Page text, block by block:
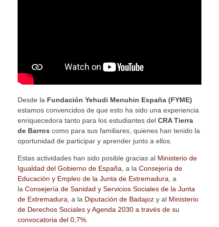
Desde la Fundación Yehudi Menuhin España (FYME)
estamos convencidos de que esto ha sido una experiencia
enriquecedora tanto para los estudiantes del CRA Tierra
de Barros como para sus familiares, quienes han tenido la
oportunidad de participar y aprender junto a ellos.
Estas actividades han sido posible gracias al Ministerio de
Igualdad del Gobierno de España , a la Consejería de
Educación y Empleo de la Junta de Extremadura , a
la Consejería de Sanidad y Servicios Sociales de la Junta
de Extremadura , a la Diputación de Badajozy al Ministerio
de Derechos Sociales y Agenda 2030 a través de su
convocatoria del 0,7%.